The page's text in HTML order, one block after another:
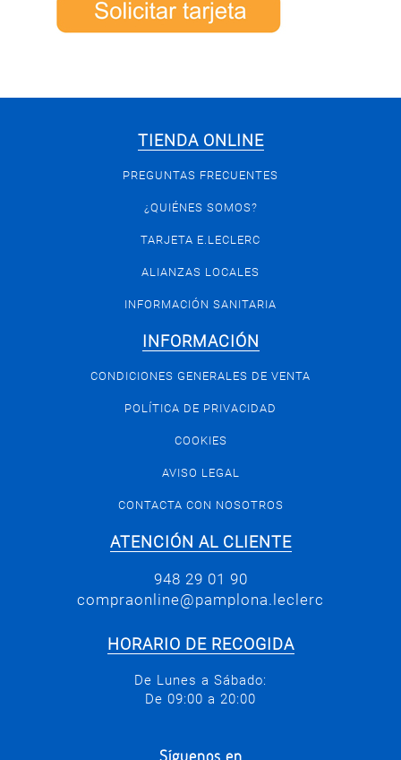
TIENDA ONLINE
PREGUNTAS FRECUENTES
¿QUIÉNES SOMOS?
TARJETA E.LECLERC
ALIANZAS LOCALES
INFORMACIÓN SANITARIA
INFORMACIÓN
CONDICIONES GENERALES DE VENTA
POLÍTICA DE PRIVACIDAD
COOKIES
AVISO LEGAL
CONTACTA CON NOSOTROS
ATENCIÓN AL CLIENTE
948 29 01 90
compraonline@pamplona.leclerc
HORARIO DE RECOGIDA
De Lunes a Sábado:
De 09:00 a 20:00